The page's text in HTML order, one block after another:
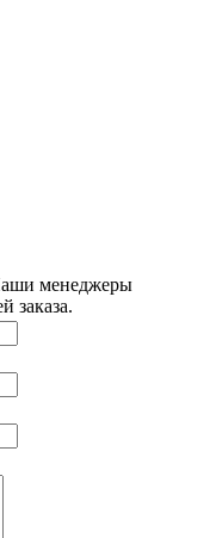
менеджеры
заказа.